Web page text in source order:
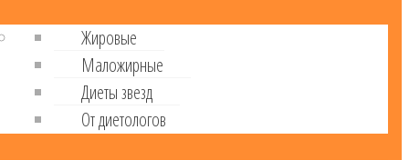
Жировые
Маложирные
Диеты звезд
От диетологов